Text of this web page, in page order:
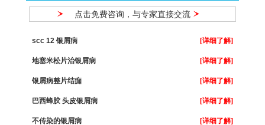
点击免费咨询，与专家直接交流
scc 12 银屑病 [详细了解]
地塞米松片治银屑病 [详细了解]
银屑病整片结痂 [详细了解]
巴西蜂胶 头皮银屑病 [详细了解]
不传染的银屑病 [详细了解]